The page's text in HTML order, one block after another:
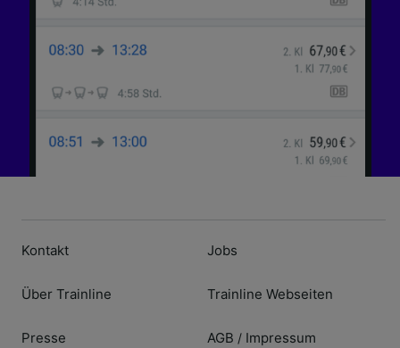
Kontakt
Über Trainline
Presse
Jobs
Trainline Webseiten
AGB / Impressum